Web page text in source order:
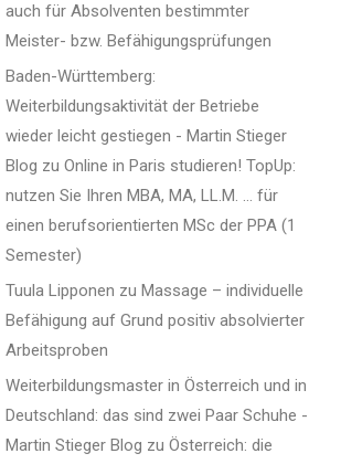
auch für Absolventen bestimmter
Meister- bzw. Befähigungsprüfungen
Baden-Württemberg:
Weiterbildungsaktivität der Betriebe
wieder leicht gestiegen - Martin Stieger
Blog zu Online in Paris studieren! TopUp:
nutzen Sie Ihren MBA, MA, LL.M. … für
einen berufsorientierten MSc der PPA (1
Semester)
Tuula Lipponen zu Massage – individuelle
Befähigung auf Grund positiv absolvierter
Arbeitsproben
Weiterbildungsmaster in Österreich und in
Deutschland: das sind zwei Paar Schuhe -
Martin Stieger Blog zu Österreich: die